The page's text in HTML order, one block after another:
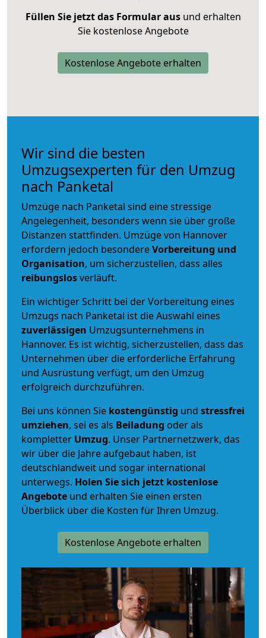
Füllen Sie jetzt das Formular ausund erhalten
Sie kostenlose Angebote
Kostenlose Angebote erhalten
Wir sind die besten
Umzugsexperten für den Umzug
nach Panketal
Umzüge nach Panketal sind eine stressige
Angelegenheit, besonders wenn sie über große
Distanzen stattfinden. Umzüge von Hannover
erfordern jedoch besondereVorbereitung und
Organisation, um sicherzustellen, dass alles
reibungslosverläuft.
Ein wichtiger Schritt bei der Vorbereitung eines
Umzugs nach Panketal ist die Auswahl eines
zuverlässigen Umzugsunternehmens in
Hannover. Es ist wichtig, sicherzustellen, dass das
Unternehmen über die erforderliche Erfahrung
und Ausrüstung verfügt, um den Umzug
erfolgreich durchzuführen.
Bei uns können Sie kostengünstig und stressfrei
umziehen, sei es als Beiladung oder als
kompletter Umzug. Unser Partnernetzwerk, das
wir über die Jahre aufgebaut haben, ist
deutschlandweit und sogar international
unterwegs. Holen Sie sich jetzt kostenlose
Angebote und erhalten Sie einen ersten
Überblick über die Kosten für Ihren Umzug.
Kostenlose Angebote erhalten